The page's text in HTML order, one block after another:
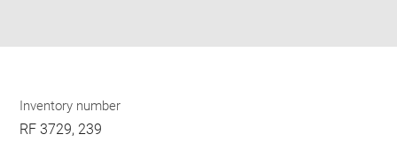
Inventory number
RF 3729, 239